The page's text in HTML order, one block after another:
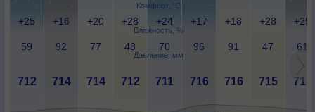
Комфорт, °C
Влажность, %
Давление, мм
+25 +16 +20 +28 +24 +17 +18 +28 +25
59 92 77 48 70 96 91 47 61
712 714 714 712 711 716 716 715 713